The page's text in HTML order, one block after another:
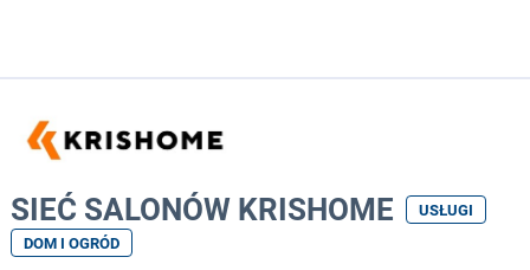
SIEĆ SALONÓW KRISHOME
USŁUGI
DOM I OGRÓD